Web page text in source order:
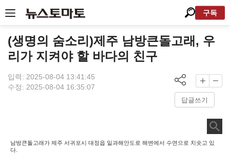
구독
(생명의 숨소리)제주 남방큰돌고래, 우
리가 지켜야 할 바다의 친구
입력: 2025-08-04 13:41:45
수정: 2025-08-04 16:35:07
답글쓰기
남방큰돌고래가 제주 서귀포시 대정읍 일과해안도로 해변에서 수면으로 치솟고 있
다.